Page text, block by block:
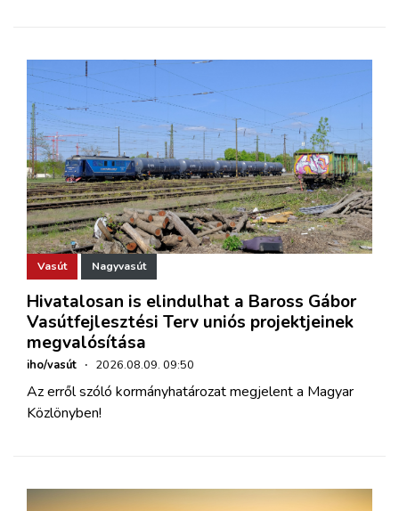
Vasút Nagyvasút
Hivatalosan is elindulhat a Baross Gábor
Vasútfejlesztési Terv uniós projektjeinek
megvalósítása
iho/vasút · 2026.08.09. 09:50
Az erről szóló kormányhatározat megjelent a Magyar
Közlönyben!